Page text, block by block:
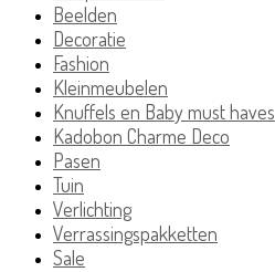
Beelden
Decoratie
Fashion
Kleinmeubelen
Knuffels en Baby must haves
Kadobon Charme Deco
Pasen
Tuin
Verlichting
Verrassingspakketten
Sale